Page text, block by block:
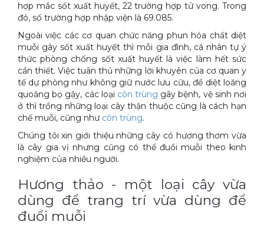
Máy hút bụi
Xe đẩy làm vệ sinh Sài Gòn
hợp mắc sốt xuất huyết, 22 trường hợp tử vong. Trong
đó, số trường hợp nhập viện là 69.085.
Ngoài việc các cơ quan chức năng phun hóa chất diệt
muỗi gây sốt xuất huyết thì mỗi gia đình, cá nhân tự ý
thức phòng chống sốt xuất huyết là việc làm hết sức
cần thiết. Việc tuân thủ những lời khuyên của cơ quan y
tế dự phòng như không giữ nước lưu cữu, để diệt loăng
quoăng bọ gậy, các loại côn trùng gây bệnh, vệ sinh nơi
ở thì trồng những loại cây thận thuộc cũng là cách hạn
chế muỗi, cũng như côn trùng.
Chúng tôi xin giới thiệu những cây có hương thơm vừa
là cây gia vị nhưng cũng có thể đuổi muỗi theo kinh
nghiệm của nhiều người.
Hương thảo - một loại cây vừa
dùng để trang trí vừa dùng để
đuổi muỗi